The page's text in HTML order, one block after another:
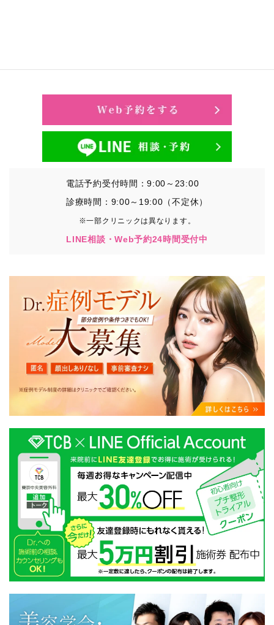
①TCBグループが患者様から取得する情報
・その他、特定の個人を識別することができる情報
②TCBグループが各種サービスの利用に関連して取得す
日時、閲覧履歴等に関連する情報
（これには、Cookie情報、アクセスログ等の利用状況に
関する情報を含みます。）
③TCBグループが第三者から間接的に収集する情報
患者様の同意を得た上で、以下の情報をパブリックDMP
・患者様の閲覧履歴、端末等の情報
【利用目的】
TCBグループは取得情報を以下の目的で利用いたしま
す。
・クリニックの来院予約、医療サービスの提供、医療関
連商品の販売、アフターケア対応、これらに付随する諸
対応等のサービス提供のため
・医療サービスの提供に関する他の医療機関、検査機関
及び研究機関との連携のため
・サービス向上を目的とした医療サービス・販売する医
療関連商品に関する患者様へのアンケートの送受信及び
これに付随する諸対応のため
・Cookie等の技術を用いたアクセス履歴、閲覧記録等に
関する情報の収集、分析
・閲覧記録等から趣味・嗜好を分析した情報を使用して
の広告に利用するため
・お問い合わせ又はご意見の内容確認及びその対応のた
め
・患者様のサービス利用状況の分析及び症例研究のため
・広告、宣伝、マーケティングのため
電話予約受付時間：9:00～23:00
診療時間：9:00～19:00（不定休）
※一部クリニックは異なります。
LINE相談・Web予約24時間受付中